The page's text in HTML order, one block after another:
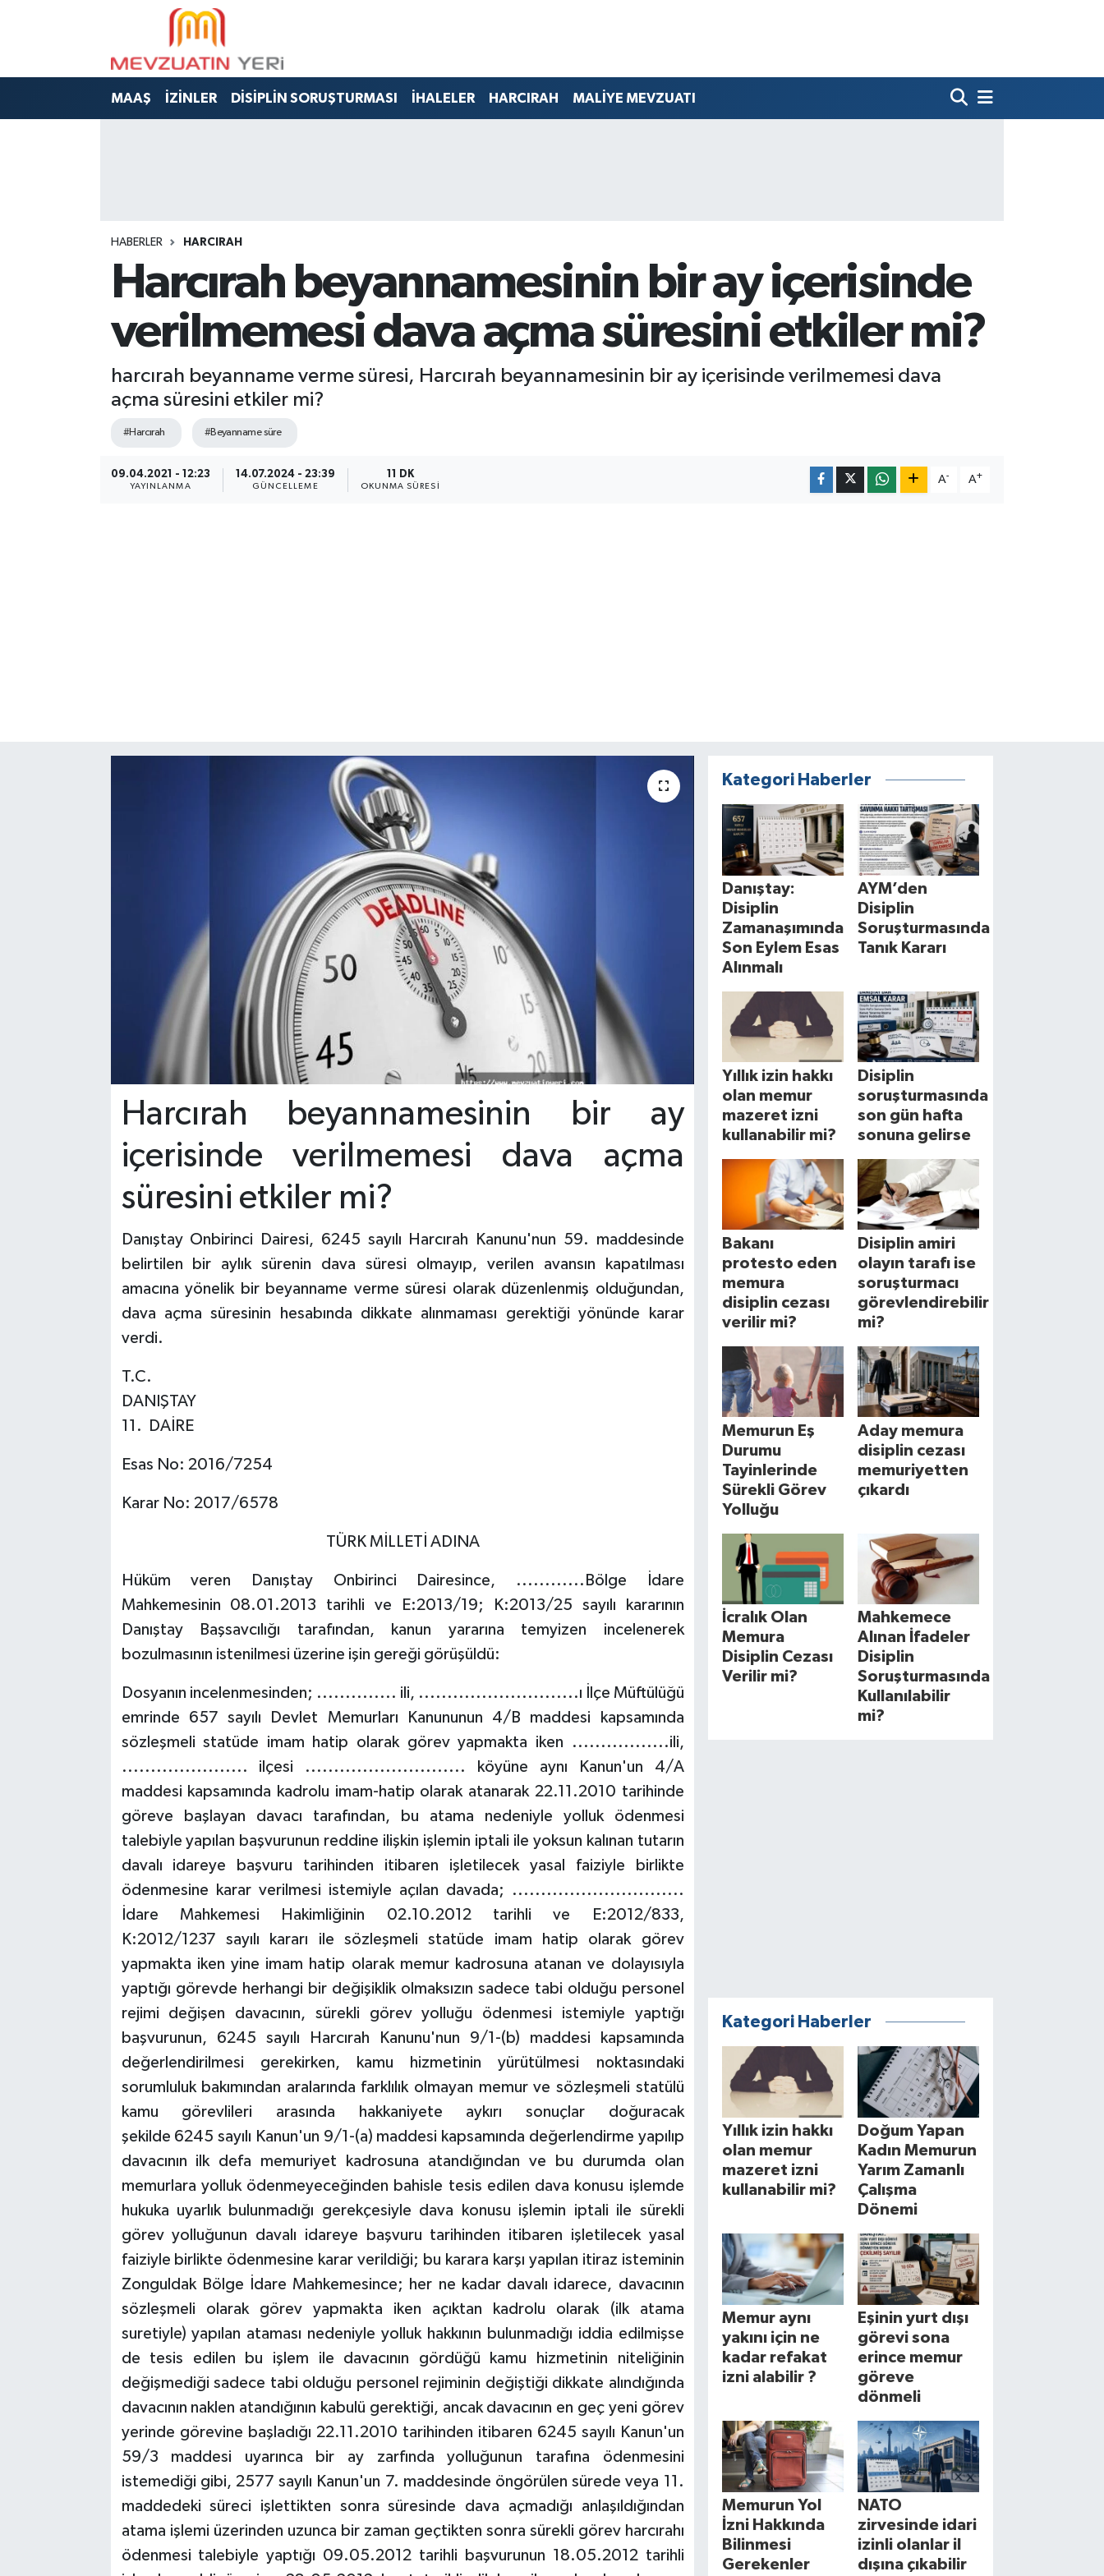
MAAŞ İZİNLER DİSİPLİN SORUŞTURMASI İHALELER HARCIRAH MALİYE MEVZUATI
HABERLER HARCIRAH
Harcırah beyannamesinin bir ay içerisinde
verilmemesi dava açma süresini etkiler mi?
harcırah beyanname verme süresi, Harcırah beyannamesinin bir ay içerisinde verilmemesi dava
açma süresini etkiler mi?
#Harcırah #Beyanname süre
09.04.2021 - 12:23
YAYINLANMA
14.07.2024 - 23:39
GÜNCELLEME
11 DK
OKUNMA SÜRESI
A- A+
Harcırah beyannamesinin bir ay
içerisinde verilmemesi dava açma
süresini etkiler mi?
Danıştay Onbirinci Dairesi, 6245 sayılı Harcırah Kanunu'nun 59. maddesinde
belirtilen bir aylık sürenin dava süresi olmayıp, verilen avansın kapatılması
amacına yönelik bir beyanname verme süresi olarak düzenlenmiş olduğundan,
dava açma süresinin hesabında dikkate alınmaması gerektiği yönünde karar
verdi.
T.C.
DANIŞTAY
11. DAİRE
Esas No: 2016/7254
Karar No: 2017/6578
TÜRK MİLLETİ ADINA
Hüküm veren Danıştay Onbirinci Dairesince, ............Bölge İdare
Mahkemesinin 08.01.2013 tarihli ve E:2013/19; K:2013/25 sayılı kararının
Danıştay Başsavcılığı tarafından, kanun yararına temyizen incelenerek
bozulmasının istenilmesi üzerine işin gereği görüşüldü:
Dosyanın incelenmesinden; .............. ili, ............................ı İlçe Müftülüğü
emrinde 657 sayılı Devlet Memurları Kanununun 4/B maddesi kapsamında
sözleşmeli statüde imam hatip olarak görev yapmakta iken .................ili,
...................... ilçesi ............................ köyüne aynı Kanun'un 4/A
maddesi kapsamında kadrolu imam-hatip olarak atanarak 22.11.2010 tarihinde
göreve başlayan davacı tarafından, bu atama nedeniyle yolluk ödenmesi
talebiyle yapılan başvurunun reddine ilişkin işlemin iptali ile yoksun kalınan tutarın
davalı idareye başvuru tarihinden itibaren işletilecek yasal faiziyle birlikte
ödenmesine karar verilmesi istemiyle açılan davada; ..............................
İdare Mahkemesi Hakimliğinin 02.10.2012 tarihli ve E:2012/833,
K:2012/1237 sayılı kararı ile sözleşmeli statüde imam hatip olarak görev
yapmakta iken yine imam hatip olarak memur kadrosuna atanan ve dolayısıyla
yaptığı görevde herhangi bir değişiklik olmaksızın sadece tabi olduğu personel
rejimi değişen davacının, sürekli görev yolluğu ödenmesi istemiyle yaptığı
başvurunun, 6245 sayılı Harcırah Kanunu'nun 9/1-(b) maddesi kapsamında
değerlendirilmesi gerekirken, kamu hizmetinin yürütülmesi noktasındaki
sorumluluk bakımından aralarında farklılık olmayan memur ve sözleşmeli statülü
kamu görevlileri arasında hakkaniyete aykırı sonuçlar doğuracak
şekilde 6245 sayılı Kanun'un 9/1-(a) maddesi kapsamında değerlendirme yapılıp
davacının ilk defa memuriyet kadrosuna atandığından ve bu durumda olan
memurlara yolluk ödenmeyeceğinden bahisle tesis edilen dava konusu işlemde
hukuka uyarlık bulunmadığı gerekçesiyle dava konusu işlemin iptali ile sürekli
görev yolluğunun davalı idareye başvuru tarihinden itibaren işletilecek yasal
faiziyle birlikte ödenmesine karar verildiği; bu karara karşı yapılan itiraz isteminin
Zonguldak Bölge İdare Mahkemesince; her ne kadar davalı idarece, davacının
sözleşmeli olarak görev yapmakta iken açıktan kadrolu olarak (ilk atama
suretiyle) yapılan ataması nedeniyle yolluk hakkının bulunmadığı iddia edilmişse
de tesis edilen bu işlem ile davacının gördüğü kamu hizmetinin niteliğinin
değişmediği sadece tabi olduğu personel rejiminin değiştiği dikkate alındığında
davacının naklen atandığının kabulü gerektiği, ancak davacının en geç yeni görev
yerinde görevine başladığı 22.11.2010 tarihinden itibaren 6245 sayılı Kanun'un
59/3 maddesi uyarınca bir ay zarfında yolluğunun tarafına ödenmesini
istemediği gibi, 2577 sayılı Kanun'un 7. maddesinde öngörülen sürede veya 11.
maddedeki süreci işlettikten sonra süresinde dava açmadığı anlaşıldığından
atama işlemi üzerinden uzunca bir zaman geçtikten sonra sürekli görev harcırahı
ödenmesi talebiyle yaptığı 09.05.2012 tarihli başvurunun 18.05.2012 tarihli
Kategori Haberler
Danıştay:
Disiplin
Zamanaşımında
Son Eylem Esas
Alınmalı
AYM’den
Disiplin
Soruşturmasında
Tanık Kararı
Yıllık izin hakkı
olan memur
mazeret izni
kullanabilir mi?
Disiplin
soruşturmasında
son gün hafta
sonuna gelirse
Bakanı
protesto eden
memura
disiplin cezası
verilir mi?
Disiplin amiri
olayın tarafı ise
soruşturmacı
görevlendirebilir
mi?
Memurun Eş
Durumu
Tayinlerinde
Sürekli Görev
Yolluğu
Aday memura
disiplin cezası
memuriyetten
çıkardı
İcralık Olan
Memura
Disiplin Cezası
Verilir mi?
Mahkemece
Alınan İfadeler
Disiplin
Soruşturmasında
Kullanılabilir
mi?
Kategori Haberler
Yıllık izin hakkı
olan memur
mazeret izni
kullanabilir mi?
Doğum Yapan
Kadın Memurun
Yarım Zamanlı
Çalışma
Dönemi
Memur aynı
yakını için ne
kadar refakat
izni alabilir ?
Eşinin yurt dışı
görevi sona
erince memur
göreve
dönmeli
Memurun Yol
İzni Hakkında
Bilinmesi
Gerekenler
NATO
zirvesinde idari
izinli olanlar il
dışına çıkabilir